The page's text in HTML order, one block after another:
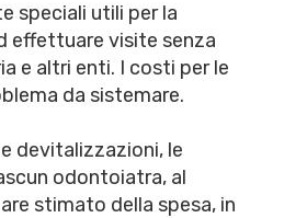
speciali utili per la
effettuare visite senza
e altri enti. I costi per le
da sistemare.
devitalizzazioni, le
odontoiatra, al
stimato della spesa, in